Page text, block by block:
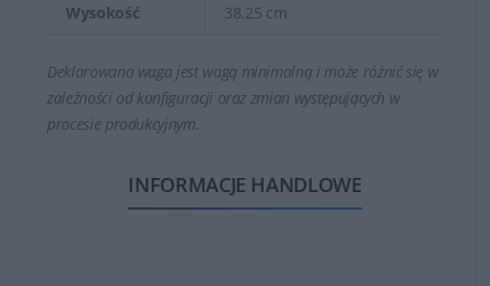
Wysokość 38.25 cm
Deklarowana waga jest wagą minimalną i może różnić się w
zależności od konfiguracji oraz zmian występujących w
procesie produkcyjnym.
INFORMACJE HANDLOWE